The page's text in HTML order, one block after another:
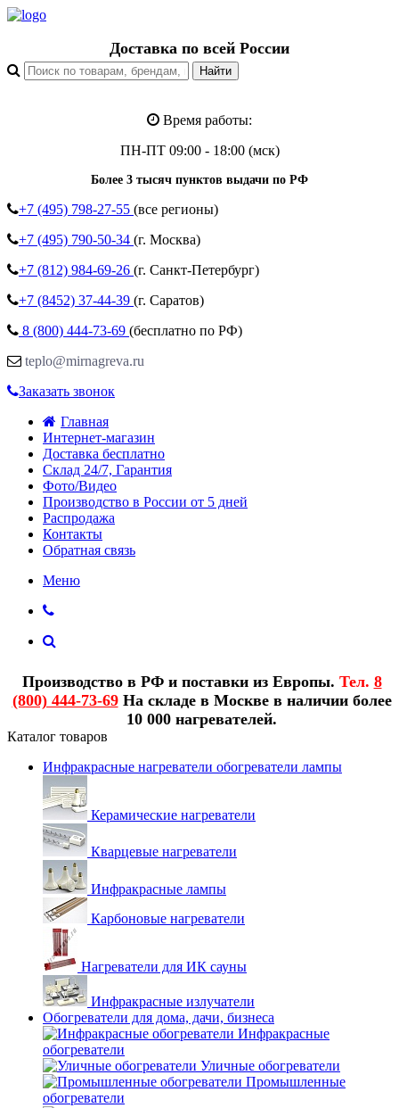
Доставка по всей России
Время работы:
ПН-ПТ 09:00 - 18:00 (мск)
Более 3 тысяч пунктов выдачи по РФ
+7 (495) 798-27-55 (все регионы)
+7 (495) 790-50-34 (г. Москва)
+7 (812) 984-69-26 (г. Санкт-Петербург)
+7 (8452) 37-44-39 (г. Саратов)
8 (800) 444-73-69 (бесплатно по РФ)
teplo@mirnagreva.ru
Заказать звонок
Главная
Интернет-магазин
Доставка бесплатно
Склад 24/7, Гарантия
Фото/Видео
Производство в России от 5 дней
Распродажа
Контакты
Обратная связь
Меню
Производство в РФ и поставки из Европы. Тел. 8
(800) 444-73-69На складе в Москве в наличии более
10 000 нагревателей.
Каталог товаров
Инфракрасные нагреватели обогреватели лампы
Керамические нагреватели
Кварцевые нагреватели
Инфракрасные лампы
Карбоновые нагреватели
Нагреватели для ИК сауны
Инфракрасные излучатели
Обогреватели для дома, дачи, бизнеса
Инфракрасные
обогреватели
Уличные обогреватели
Промышленные
обогреватели